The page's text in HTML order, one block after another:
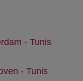
- Tunis
- Tunis